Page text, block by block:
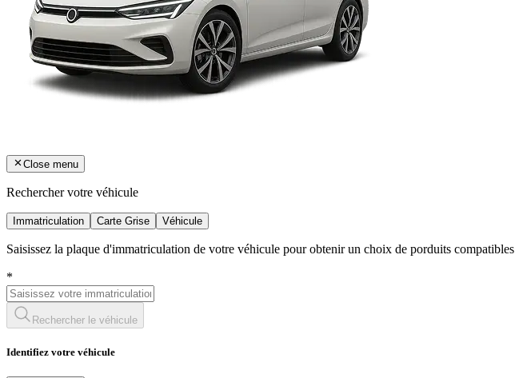
Close menu
Rechercher votre véhicule
Immatriculation Carte Grise Véhicule
Saisissez la plaque d'immatriculation de votre véhicule pour obtenir un choix de porduits compatibles
*
Rechercher le véhicule
Identifiez votre véhicule